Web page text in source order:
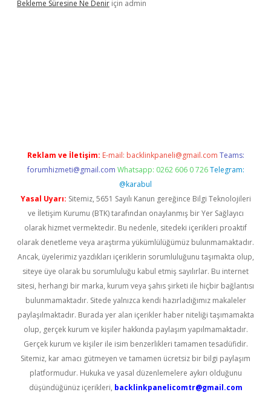
Bekleme Süresine Ne Denir için admin
Reklam ve İletişim: E-mail: backlinkpaneli@gmail.com Teams:
forumhizmeti@gmail.com Whatsapp: 0262 606 0 726 Telegram:
@karabul
Yasal Uyarı: Sitemiz, 5651 Sayılı Kanun gereğince Bilgi Teknolojileri
ve İletişim Kurumu (BTK) tarafından onaylanmış bir Yer Sağlayıcı
olarak hizmet vermektedir. Bu nedenle, sitedeki içerikleri proaktif
olarak denetleme veya araştırma yükümlülüğümüz bulunmamaktadır.
Ancak, üyelerimiz yazdıkları içeriklerin sorumluluğunu taşımakta olup,
siteye üye olarak bu sorumluluğu kabul etmiş sayılırlar. Bu internet
sitesi, herhangi bir marka, kurum veya şahıs şirketi ile hiçbir bağlantısı
bulunmamaktadır. Sitede yalnızca kendi hazırladığımız makaleler
paylaşılmaktadır. Burada yer alan içerikler haber niteliği taşımamakta
olup, gerçek kurum ve kişiler hakkında paylaşım yapılmamaktadır.
Gerçek kurum ve kişiler ile isim benzerlikleri tamamen tesadüfidir.
Sitemiz, kar amacı gütmeyen ve tamamen ücretsiz bir bilgi paylaşım
platformudur. Hukuka ve yasal düzenlemelere aykırı olduğunu
düşündüğünüz içerikleri, backlinkpanelicomtr@gmail.com